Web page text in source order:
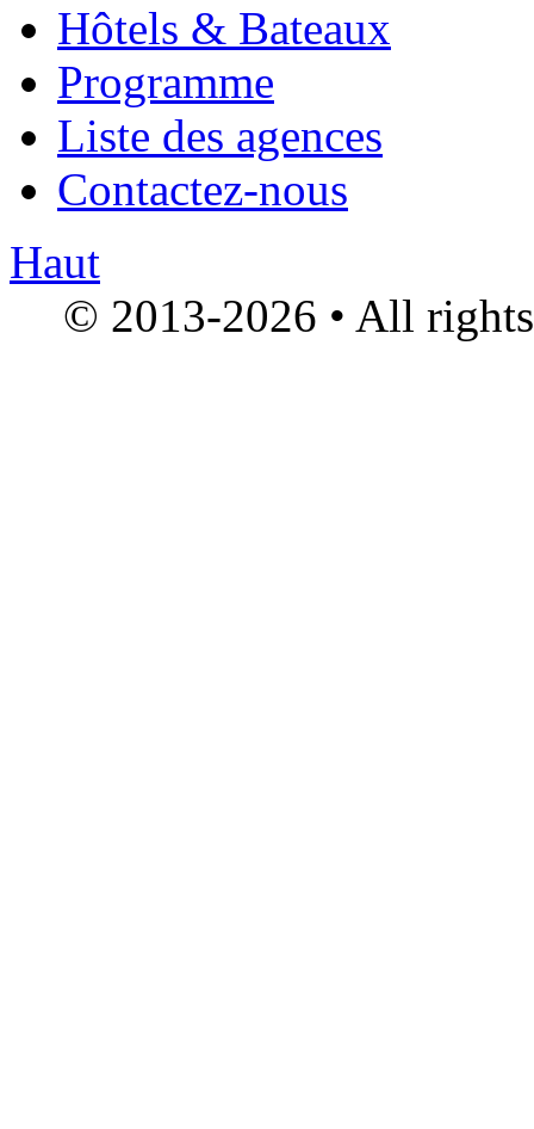
Hôtels & Bateaux
Programme
Liste des agences
Contactez-nous
Haut
© 2013-2026 • All rights